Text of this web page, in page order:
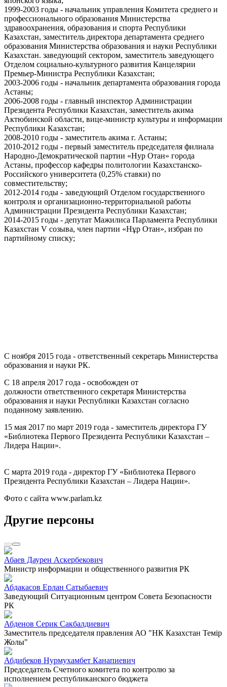
1999-2003 годы - начальник управления Комитета среднего и
профессионального образования Министерства
здравоохранения, образования и спорта Республики
Казахстан, заместитель директора департамента среднего
образования Министерства образования и науки Республики
Казахстан. заведующий сектором, заместитель заведующего
Отделом социально-культурного развития Канцелярии
Премьер-Министра Республики Казахстан;
2003-2006 годы - начальник департамента образования города
Астаны;
2006-2008 годы - главный инспектор Администрации
Президента Республики Казахстан, заместитель акима
Актюбинской области, вице-министр культуры и информации
Республики Казахстан;
2008-2010 годы - заместитель акима г. Астаны;
2010-2012 годы - первый заместитель председателя филиала
Народно-Демократической партии «Нур Отан» города
Астаны, профессор кафедры политологии Казахстанско-
Российского университета (0,25% ставки) по
совместительству;
2012-2014 годы - заведующий Отделом государственного
контроля и организационно-территориальной работы
Администрации Президента Республики Казахстан;
2014-2015 годы - депутат Мажилиса Парламента Республики
Казахстан V созыва, член партии «Нұр Отан», избран по
партийному списку;
С ноября 2015 года - ответственный секретарь Министерства
образования и науки РК.
С 18 апреля 2017 года - освобожден от
должности ответственного секретаря Министерства
образования и науки Республики Казахстан согласно
поданному заявлению.
15 мая 2017 по март 2019 года - заместитель директора ГУ
«Библиотека Первого Президента Республики Казахстан –
Лидера Нации».
С марта 2019 года - директор ГУ «Библиотека Первого
Президента Республики Казахстан – Лидера Нации».
Фото с сайта www.parlam.kz
Другие персоны
Абаев Даурен Аскербекович
Министр информации и общественного развития РК
Абдакасов Ерлан Сатыбаевич
Заведующий Ситуационным центром Совета Безопасности
РК
Абденов Серик Сакбалдиевич
Заместитель председателя правления АО "НК Казахстан Темiр
Жолы"
Абдибеков Нурмухамбет Канапиевич
Председатель Счетного комитета по контролю за
исполнением республиканского бюджета